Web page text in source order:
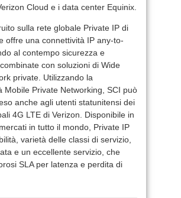
Cloud e i data center Equinix.
sulla rete globale Private IP di
offre una connettività IP any-to-
al contempo sicurezza e
con soluzioni di Wide
private. Utilizzando la
Mobile Private Networking, SCI può
anche agli utenti statunitensi dei
4G LTE di Verizon. Disponibile in
in tutto il mondo, Private IP
varietà delle classi di servizio,
e un eccellente servizio, che
SLA per latenza e perdita di